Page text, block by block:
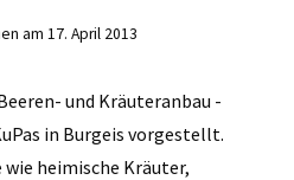
am 17. April 2013
und Kräuteranbau
in Burgeis vorgestellt.
heimische Kräuter,